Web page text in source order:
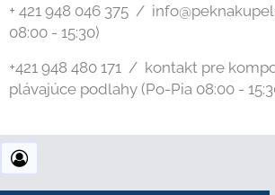
+ 421 948 046 375 /
08:00 - 15:30)
+421 948 480 171 / kontakt pre
plávajúce podlahy (Po-Pia 08:00 -